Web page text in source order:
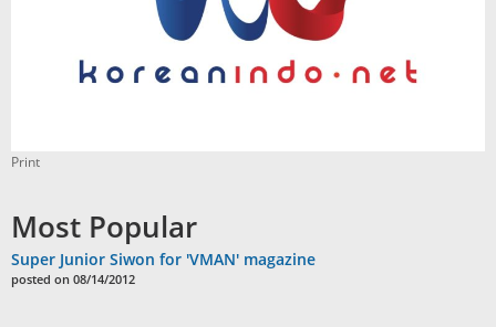
Print
Most Popular
Super Junior Siwon for 'VMAN' magazine
posted on 08/14/2012